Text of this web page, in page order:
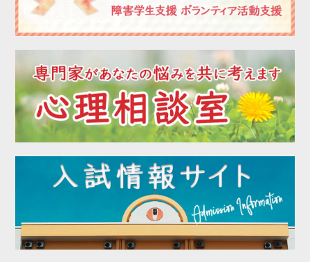
2022年09月
2022年08月
2022年06月
2022年05月
2022年04月
2022年03月
2022年02月
2022年01月
2021年11月
2021年10月